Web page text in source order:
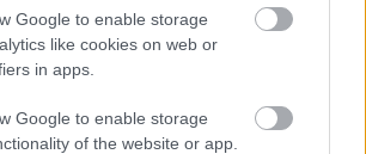
Google to enable storage
like cookies on web or
in apps.
Google to enable storage
of the website or app.
i Otepää
det norske laget på dagens mixed stafett i
så kom en kanonsmell på siste stående